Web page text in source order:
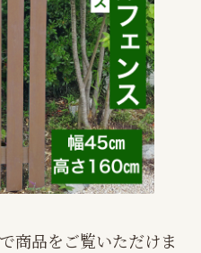
商品をご覧いただけま